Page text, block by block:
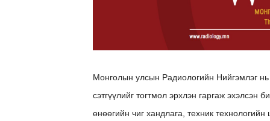
Монголын улсын Радиологийн Нийгэмлэг
сэтгүүлийг тогтмол эрхлэн гаргаж эхэлсэн
өнөөгийн чиг хандлага, техник